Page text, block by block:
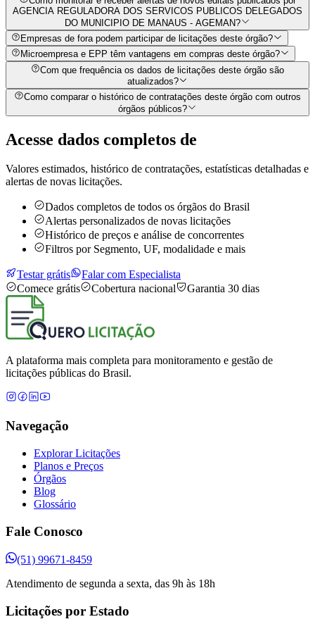
AGENCIA REGULADORA DOS SERVICOS PUBLICOS DELEGADOS
DO MUNICIPIO DE MANAUS - AGEMAN?
Empresas de fora podem participar de licitações deste órgão?
Microempresa e EPP têm vantagens em compras deste órgão?
Com que frequência os dados de licitações deste órgão são
atualizados?
Como comparar o histórico de contratações deste órgão com outros
órgãos públicos?
Acesse dados completos de
Valores estimados, histórico de contratações, estatísticas detalhadas e
alertas de novas licitações.
Dados completos de todos os órgãos do Brasil
Alertas personalizados de novas licitações
Histórico de preços e análise de concorrentes
Filtros por Segmento, UF, modalidade e mais
Testar grátis
Falar com Especialista
Comece grátis
Cobertura nacional Garantia 30 dias
A plataforma mais completa para monitoramento e gestão de
licitações públicas do Brasil.
Navegação
Explorar Licitações
Planos e Preços
Órgãos
Blog
Glossário
Fale Conosco
(51) 99671-8459
Atendimento de segunda a sexta, das 9h às 18h
Licitações por Estado